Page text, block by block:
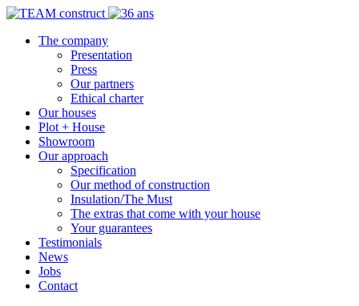
The company
Presentation
Press
Our partners
Ethical charter
Our houses
Plot + House
Showroom
Our approach
Specification
Our method of construction
Insulation/The Must
The extras that come with your house
Your guarantees
Testimonials
News
Jobs
Contact